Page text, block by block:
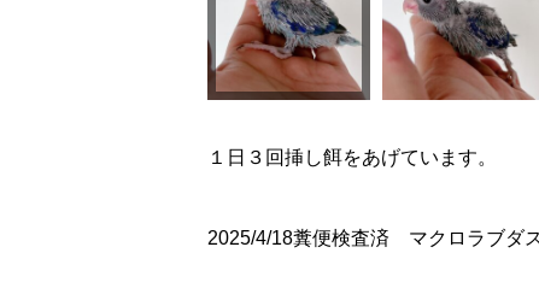
１日３回挿し餌をあげています。
2025/4/18糞便検査済 マクロラブダ